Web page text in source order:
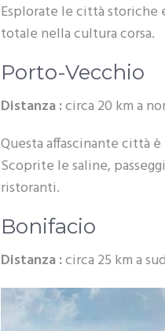
Esplorate le città storiche
totale nella cultura corsa.
Porto-Vecchio
Distanza :circa 20 km a
Questa affascinante città
Scoprite le saline,
ristoranti.
Bonifacio
Distanza :circa 25 km a